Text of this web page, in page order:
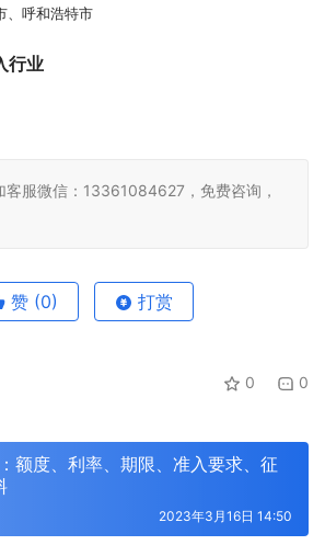
、呼和浩特市
行业
客服微信：13361084627，免费咨询，
赞 (0) 打赏
0 0
额度、利率、期限、准入要求、征
2023年3月16日 14:50